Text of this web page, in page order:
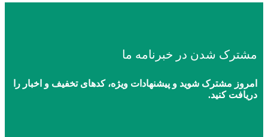
مشترک شدن در خبرنامه ما
امروز مشترک شوید و پیشنهادات ویژه، کدهای تخفیف و اخبار را
دریافت کنید.